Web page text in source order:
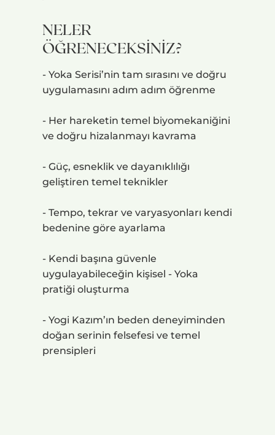
NELER
ÖĞRENECEKSİNİZ?
- Yoka Serisi’nin tam sırasını ve doğru
uygulamasını adım adım öğrenme
- Her hareketin temel biyomekaniğini
ve doğru hizalanmayı kavrama
- Güç, esneklik ve dayanıklılığı
geliştiren temel teknikler
- Tempo, tekrar ve varyasyonları kendi
bedenine göre ayarlama
- Kendi başına güvenle
uygulayabileceğin kişisel - Yoka
pratiği oluşturma
- Yogi Kazım’ın beden deneyiminden
doğan serinin felsefesi ve temel
prensipleri